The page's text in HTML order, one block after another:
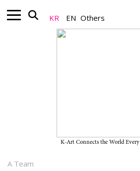
KR EN Others
K-Art Connects the World
A Team